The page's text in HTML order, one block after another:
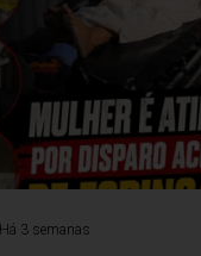
Há 3 semanas